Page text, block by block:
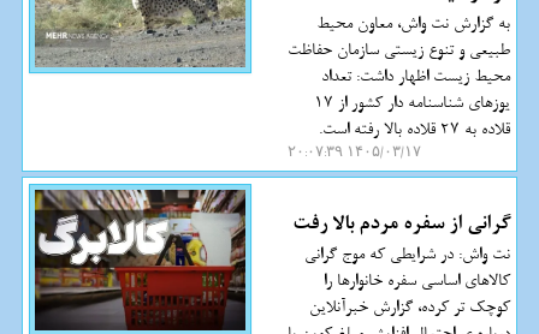
به گزارش نت واش، معاون محیط
طبیعی و تنوع زیستی سازمان حفاظت
محیط زیست اظهار داشت: تعداد
یوزهای شناسنامه دار کشور از 17
قلاده به 27 قلاده بالا رفته است.
۱۴۰۵/۰۳/۱۷ ۲۰:۰۷:۳۹
گرانی از سفره مردم بالا رفت
نت واش: در شرایطی که موج گرانی
کالاهای اساسی سفره خانوارها را
کوچک تر کرده، گزارش خبرآنلاین